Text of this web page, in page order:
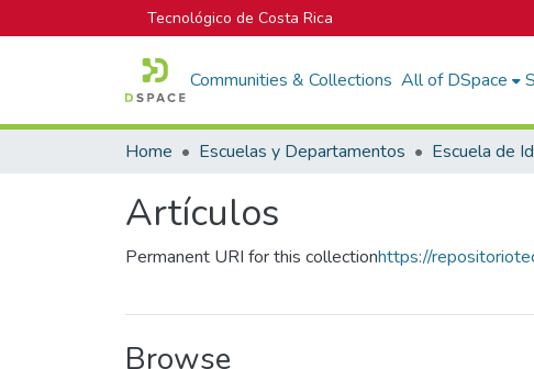
Tecnológico de Costa Rica
Communities & Collections All of DSpace
Home Escuelas y Departamentos
Artículos
Permanent URI for this collectionhttps://
Browse